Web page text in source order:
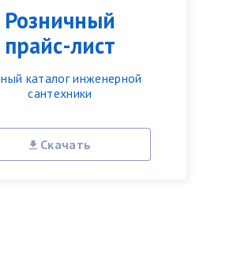
Розничный
прайс-лист
каталог инженерной
сантехники
Скачать